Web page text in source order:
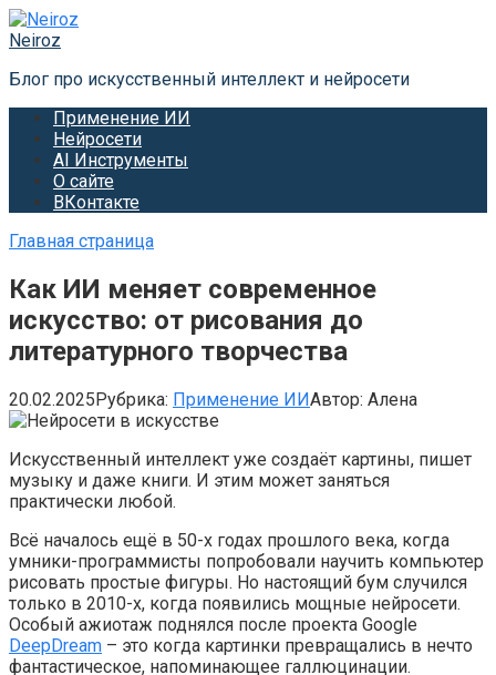
Перейти
к
Neiroz
Блог про искусственный интеллект и нейросети
Применение ИИ
Нейросети
AI Инструменты
О сайте
ВКонтакте
Главная страница
Как ИИ меняет современное
искусство: от рисования до
литературного творчества
20.02.2025Рубрика: Применение ИИАвтор: Алена
Искусственный интеллект уже создаёт картины, пишет
музыку и даже книги. И этим может заняться
практически любой.
Всё началось ещё в 50-х годах прошлого века, когда
умники-программисты попробовали научить компьютер
рисовать простые фигуры. Но настоящий бум случился
только в 2010-х, когда появились мощные нейросети.
Особый ажиотаж поднялся после проекта Google
DeepDream – это когда картинки превращались в нечто
фантастическое, напоминающее галлюцинации.